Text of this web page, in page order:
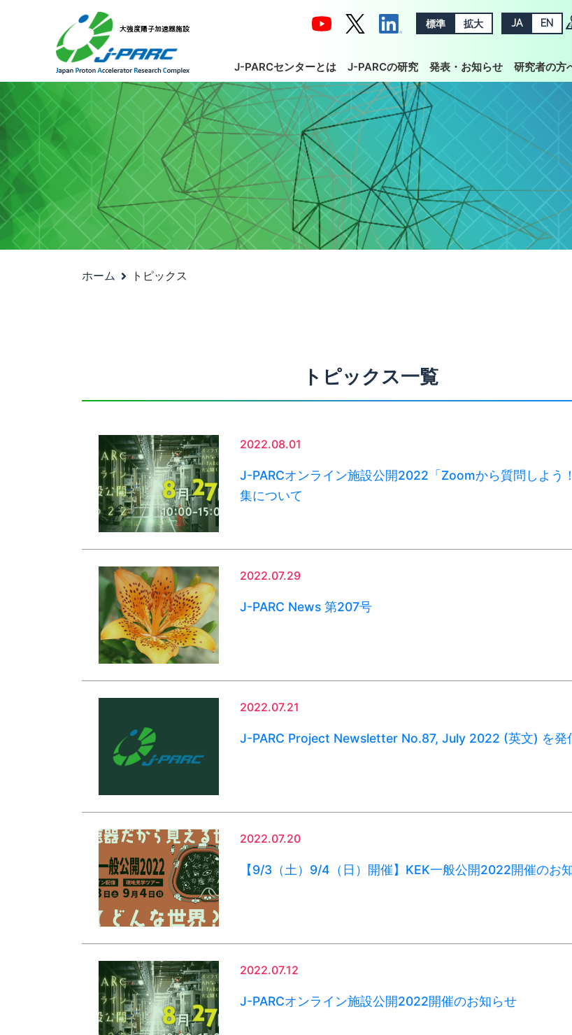
標準 拡大 JA EN
J-PARCセンターとは J-PARCの研究 発表・お知らせ 研究者の方
ホーム トピックス
トピックス一覧
2022.08.01
J-PARCオンライン施設公開2022「Zoomから質問しよう
集について
2022.07.29
J-PARC News 第207号
2022.07.21
J-PARC Project Newsletter No.87, July 2022 (英文) を発
2022.07.20
【9/3（土）9/4（日）開催】KEK一般公開2022開催のお
2022.07.12
J-PARCオンライン施設公開2022開催のお知らせ